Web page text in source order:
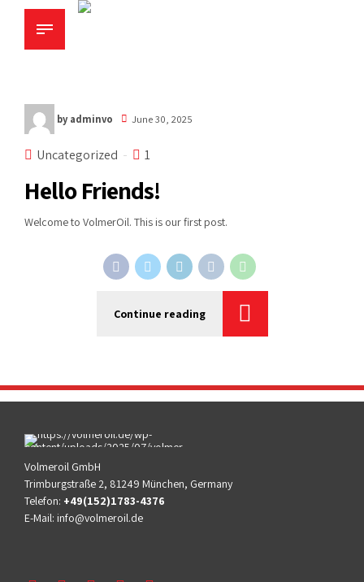
by adminvo June 30, 2025
Uncategorized 1
Hello Friends!
Welcome to VolmerOil. This is our first post.
Continue reading
Volmeroil GmbH
Trimburgstraße 2, 81249 München, Germany
Telefon: +49(152)1783-4376
E-Mail: info@volmeroil.de